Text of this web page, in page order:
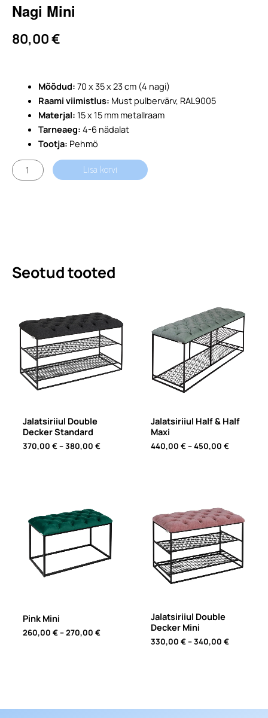
Nagi Mini
80,00€
Mõõdud: 70 x 35 x 23 cm (4 nagi)
Raami viimistlus: Must pulbervärv, RAL9005
Materjal: 15 x 15 mm metallraam
Tarneaeg: 4-6 nädalat
Tootja: Pehmö
Nagi
Mini
Lisa korvi
Seotud tooted
Jalatsiriiul Double
Decker Standard
370,00 €–380,00 €Price
Jalatsiriiul Half & Half
Maxi
440,00 €–450,00 €Price
Pink Mini
260,00 €–270,00 €Price
Jalatsiriiul Double
Decker Mini
330,00 €–340,00 €Price